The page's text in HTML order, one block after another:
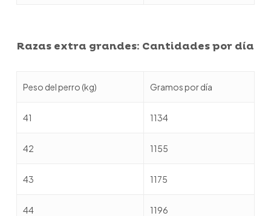
Razas extra grandes: Cantidades por día
Peso del perro (kg) Gramos por día
41 1134
42 1155
43 1175
44 1196